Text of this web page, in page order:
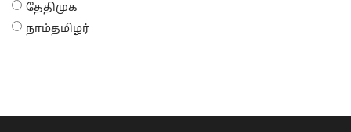
தேதிமுக
நாம்தமிழர்